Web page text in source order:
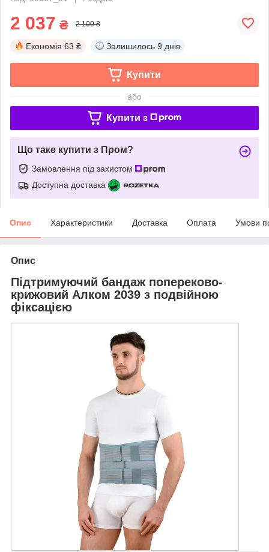
2 037 ₴ 2 100 ₴
Економія 63 ₴ Залишилось 9 днів
Купити
або
Купити з
Що таке купити з Пром?
Замовлення під захистом
Доступна доставка
Опис Характеристики Доставка Оплата Умови
Опис
Підтримуючий бандаж попереково-
крижовий Алком 2039 з подвійною
фіксацією